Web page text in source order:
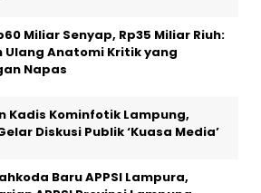
Miliar Senyap, Rp35 Miliar Riuh:
Ulang Anatomi Kritik yang
Napas
Kadis Kominfotik Lampung,
Diskusi Publik ‘Kuasa Media’
Baru APPSI Lampura,